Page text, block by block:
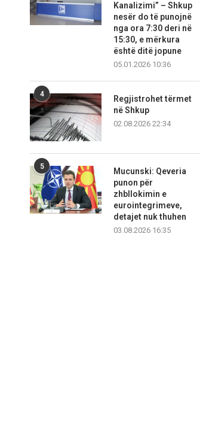
Kanalizimi” – Shkup
nesër do të punojnë
nga ora 7:30 deri në
15:30, e mërkura
është ditë jopune
05.01.2026 10:36
4
Regjistrohet tërmet
në Shkup
02.08.2026 22:34
5
Mucunski: Qeveria
punon për
zhbllokimin e
eurointegrimeve,
detajet nuk thuhen
03.08.2026 16:35